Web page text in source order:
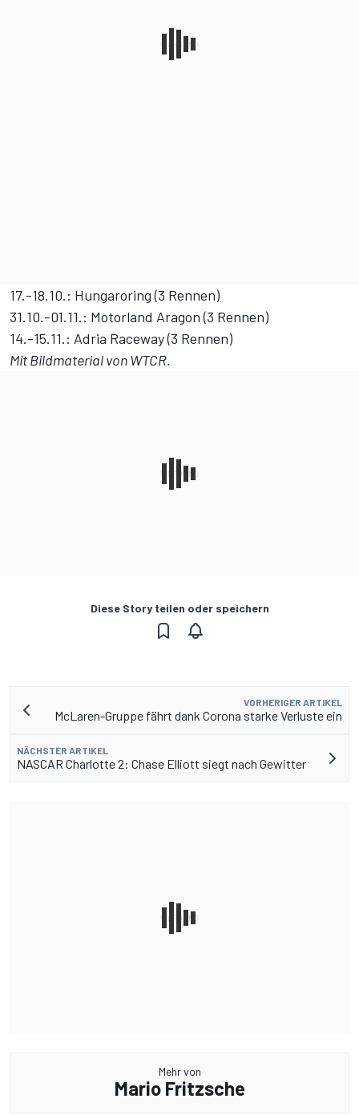
17.-18.10.: Hungaroring (3 Rennen)
31.10.-01.11.: Motorland Aragon (3 Rennen)
14.-15.11.: Adria Raceway (3 Rennen)
Mit Bildmaterial von WTCR.
Diese Story teilen oder speichern
VORHERIGER ARTIKEL
McLaren-Gruppe fährt dank Corona starke Verluste ein
NÄCHSTER ARTIKEL
NASCAR Charlotte 2: Chase Elliott siegt nach Gewitter
Mehr von
Mario Fritzsche